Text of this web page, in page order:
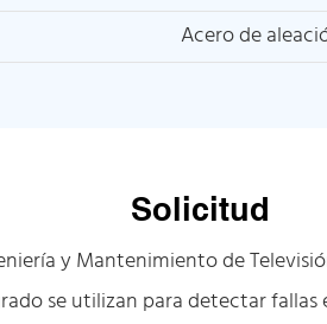
Acero de
Solicitud
y Mantenimiento de
se utilizan para detectar